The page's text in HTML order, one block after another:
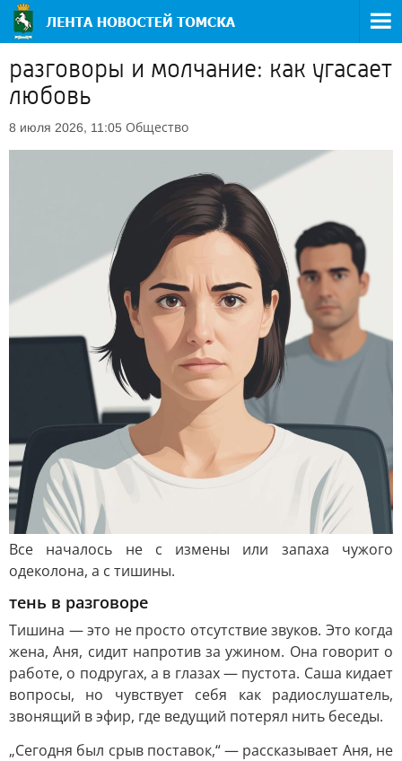
разговоры и молчание: как угасает
любовь
8 июля 2026, 11:05 Общество
Все началось не с измены или запаха чужого
одеколона, а с тишины.
тень в разговоре
Тишина — это не просто отсутствие звуков. Это когда
жена, Аня, сидит напротив за ужином. Она говорит о
работе, о подругах, а в глазах — пустота. Саша кидает
вопросы, но чувствует себя как радиослушатель,
звонящий в эфир, где ведущий потерял нить беседы.
„Сегодня был срыв поставок,“ — рассказывает Аня, не